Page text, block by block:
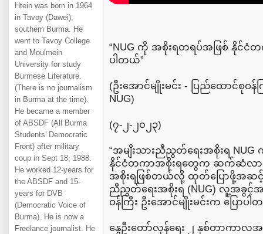
Htein was born in 1964
in Tavoy (Dawei),
southern Burma. He
went to Tavoy College
and Moulmein
University for study
Burmese Literature.
(There is no journalism
in Burma at the time).
He became a member
of ABSDF (All Burma
Students' Democratic
Front) after military
coup in Sept 18, 1988.
He worked 12-years for
the ABSDF and 15-
years for DVB
(Democratic Voice of
Burma). He is now a
Freelance journalist. He
“NUG ကို အစိုးရတရပ်အဖြစ် နိုင်
ပါတယ်”
(ဦးအောင်မျိုးမင်း - ပြည်ထောင်စုဝ
NUG)
(၇-၂-၂၀၂၃)
“အမျိးသားညီညွတ်ရေးအစိုးရ
နိုင်ငံတကာအစိုးရတွေက ဆက်ဆံလာနေ
အစိုးရဖြစ်တယ်လို့ ထုတ်ပြောဖို့အဆ
ညီညွတ်ရေးအစိုးရ (NUG) လူ့အခွင့်အရ
ဝန်ကြီး ဦးအောင်မျိုးမင်းက ပြောပါ
နွေဦးတော်လှန်ရေး ၂ နှစ်တာကာလအ